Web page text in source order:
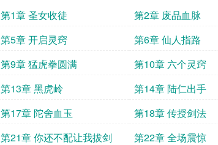
第1章 圣女收徒 第2章 废品血脉
第5章 开启灵窍
第6章 仙人指路
第9章 猛虎拳圆满
第10章 六个灵窍
第13章 黑虎岭
第14章 陆仁出手
第17章 陀舍血玉
第18章 传授剑法
第21章 你还不配让我拔剑
第22章 全场震惊